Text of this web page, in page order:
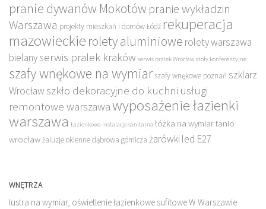
pranie dywanów Mokotów pranie wykładzin
Warszawa projekty mieszkań i domów Łódź rekuperacja
mazowieckie rolety aluminiowe rolety warszawa
bielanyserwis pralek kraków serwis pralek Wrocław stoły konferencyjne
szafy wnękowe na wymiar szafy wnękowe poznań szklarz
Wrocław szkło dekoracyjne do kuchni usługi
remontowe warszawawyposażenie łazienki
warszawa Łazienkowa instalacja sanitarna łóżka na wymiar tanio
wrocławżaluzje okienne dąbrowa górnicza żarówki led E27
WNĘTRZA
lustra na wymiar, oświetlenie łazienkowe sufitowe W Warszawie